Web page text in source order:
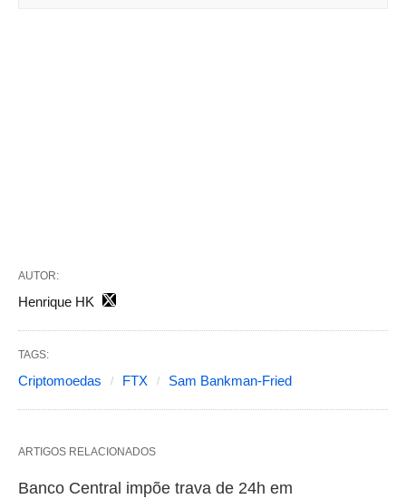
AUTOR:
Henrique HK
TAGS:
Criptomoedas FTX Sam Bankman-Fried
ARTIGOS RELACIONADOS
Banco Central impõe trava de 24h em